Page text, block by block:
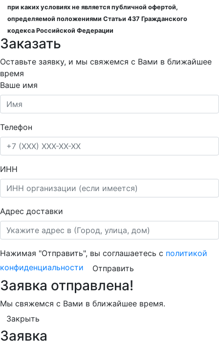
при каких условиях не является публичной офертой,
определяемой положениями Статьи 437 Гражданского
кодекса Российской Федерации
Заказать
Оставьте заявку, и мы свяжемся с Вами в ближайшее
время
Ваше имя
Телефон
ИНН
Адрес доставки
Нажимая "Отправить", вы соглашаетесь с политикой
конфиденциальности
Отправить
Заявка отправлена!
Мы свяжемся с Вами в ближайшее время.
Закрыть
Заявка